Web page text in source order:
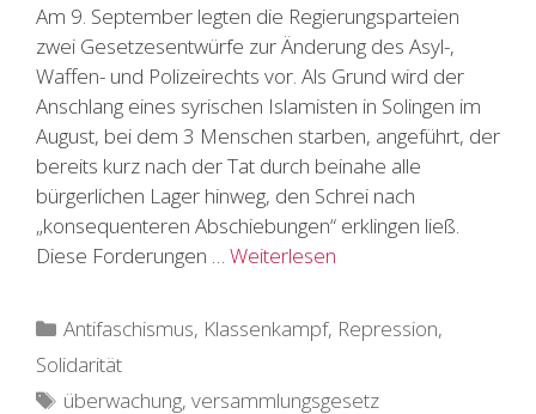
Am 9. September legten die Regierungsparteien
zwei Gesetzesentwürfe zur Änderung des Asyl-,
Waffen- und Polizeirechts vor. Als Grund wird der
Anschlang eines syrischen Islamisten in Solingen im
August, bei dem 3 Menschen starben, angeführt, der
bereits kurz nach der Tat durch beinahe alle
bürgerlichen Lager hinweg, den Schrei nach
„konsequenteren Abschiebungen“ erklingen ließ.
Diese Forderungen … Weiterlesen
Kategorien
Antifaschismus, Klassenkampf, Repression,
Solidarität
Schlagwörter
überwachung,versammlungsgesetz